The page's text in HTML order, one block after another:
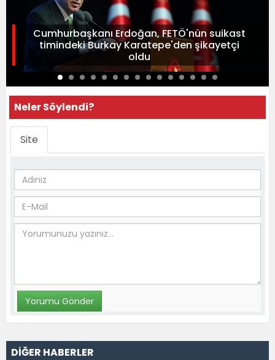
Cumhurbaşkanı Erdoğan, FETÖ'nün suikast
timindeki Burkay Karatepe'den şikayetçi
oldu
Neler Söylendi?
Site
DİĞER HABERLER